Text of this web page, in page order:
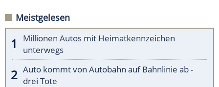
Meistgelesen
Millionen Autos mit Heimatkennzeichen
unterwegs
Auto kommt von Autobahn auf Bahnlinie ab -
drei Tote